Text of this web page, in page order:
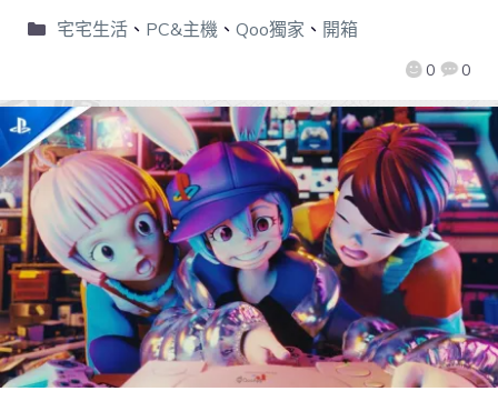
0 0
宅宅生活、 PC&主機 、 Qoo獨家 、 開箱